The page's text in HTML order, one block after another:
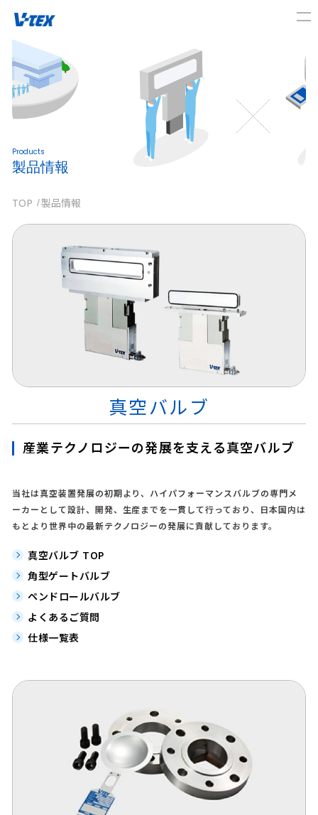
Products
製品情報
TOP 製品情報
真空バルブ
産業テクノロジーの発展を支える真空バルブ
当社は真空装置発展の初期より、ハイパフォーマンスバルブの専門メ
ーカーとして設計、開発、生産までを一貫して行っており、日本国内は
もとより世界中の最新テクノロジーの発展に貢献しております。
真空バルブ TOP
角型ゲートバルブ
ペンドロールバルブ
よくあるご質問
仕様一覧表